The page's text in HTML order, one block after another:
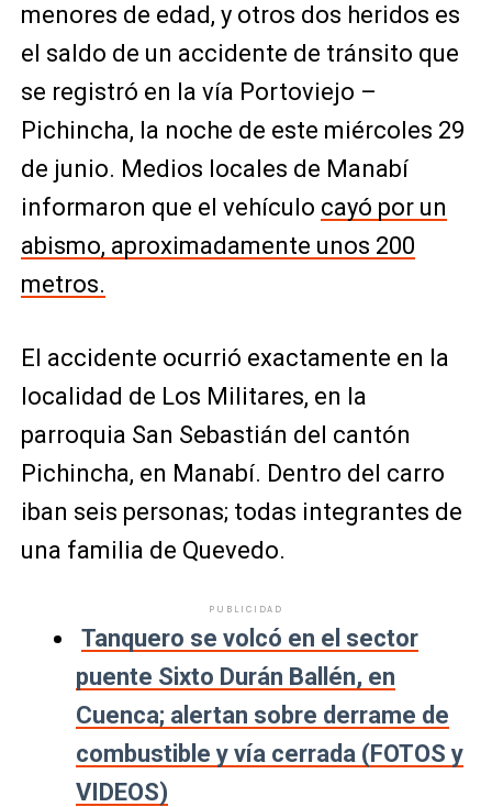
menores de edad, y otros dos heridos es
el saldo de un accidente de tránsito que
se registró en la vía Portoviejo –
Pichincha, la noche de este miércoles 29
de junio. Medios locales de Manabí
informaron que el vehículo cayó por un
abismo, aproximadamente unos 200
metros.
El accidente ocurrió exactamente en la
localidad de Los Militares, en la
parroquia San Sebastián del cantón
Pichincha, en Manabí. Dentro del carro
iban seis personas; todas integrantes de
una familia de Quevedo.
PUBLICIDAD
Tanquero se volcó en el sector
puente Sixto Durán Ballén, en
Cuenca; alertan sobre derrame de
combustible y vía cerrada (FOTOS y
VIDEOS)